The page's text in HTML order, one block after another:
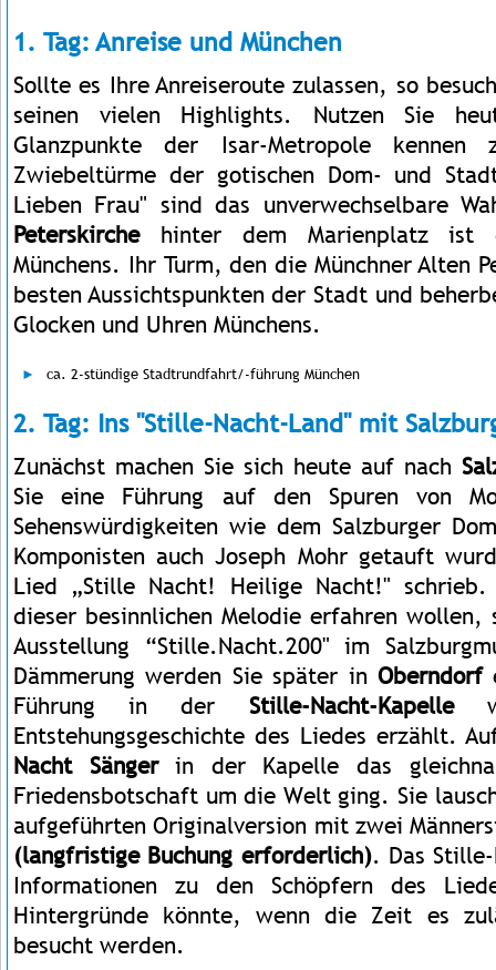
1. Tag: Anreise und München
Sollte es Ihre Anreiseroute zulassen, so
seinen vielen Highlights. Nutzen Sie
Glanzpunkte der Isar-Metropole
Zwiebeltürme der gotischen Dom- und
Lieben Frau" sind das unverwechselbare
Peterskirche hinter dem Marienplatz ist
Münchens. Ihr Turm, den die Münchner Alten
besten Aussichtspunkten der Stadt und
Glocken und Uhren Münchens.
ca. 2-stündige Stadtrundfahrt/-führung München
2. Tag: Ins "Stille-Nacht-Land" mit
Zunächst machen Sie sich heute auf nach
Sie eine Führung auf den Spuren von
Sehenswürdigkeiten wie dem Salzburger
Komponisten auch Joseph Mohr getauft
Lied „Stille Nacht! Heilige Nacht!"
dieser besinnlichen Melodie erfahren wollen,
Ausstellung “Stille.Nacht.200" im
Dämmerung werden Sie später in Oberndorf
Führung in der Stille-Nacht-Kapelle
Entstehungsgeschichte des Liedes erzählt.
Nacht Sängerin der Kapelle das
Friedensbotschaft um die Welt ging. Sie
aufgeführten Originalversion mit zwei
(langfristige Buchung erforderlich). Das
Informationen zu den Schöpfern des
Hintergründe könnte, wenn die Zeit es
besucht werden.